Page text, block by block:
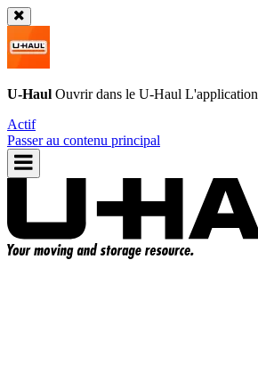
U-Haul Ouvrir dans le U-Haul L'application
Actif
Passer au contenu principal